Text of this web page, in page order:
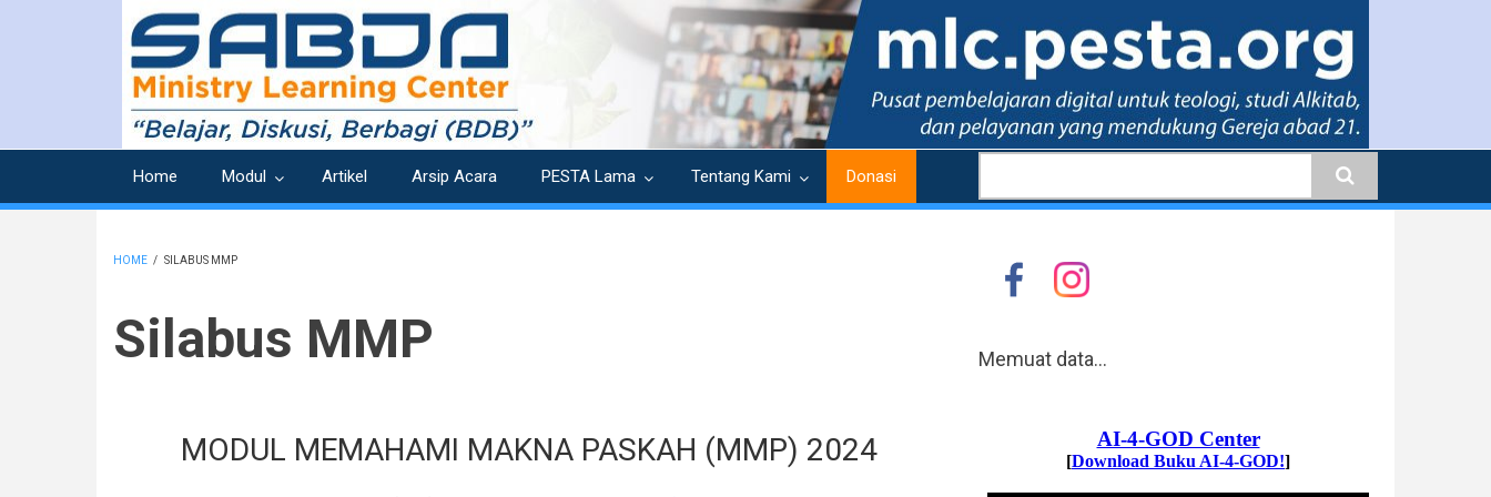
Home Modul Artikel Arsip Acara PESTA Lama Tentang Kami Donasi
HOME / SILABUS MMP
Silabus MMP
MODUL MEMAHAMI MAKNA PASKAH (MMP) 2024
Memuat data...